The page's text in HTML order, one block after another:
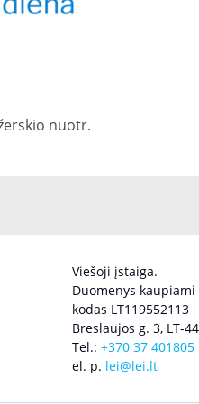
nuotr.
Viešoji įstaiga.
Duomenys
kodas LT119552113
Breslaujos g. 3, LT-
Tel.: +370 37 401805
el. p. lei@lei.lt